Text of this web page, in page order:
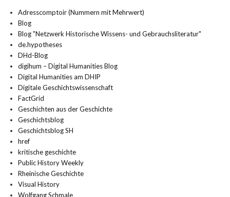
Adresscomptoir (Nummern mit Mehrwert)
Blog
Blog "Netzwerk Historische Wissens- und Gebrauchsliteratur"
de.hypotheses
DHd-Blog
digihum – Digital Humanities Blog
Digital Humanities am DHIP
Digitale Geschichtswissenschaft
FactGrid
Geschichten aus der Geschichte
Geschichtsblog
Geschichtsblog SH
href
kritische geschichte
Public History Weekly
Rheinische Geschichte
Visual History
Wolfgang Schmale